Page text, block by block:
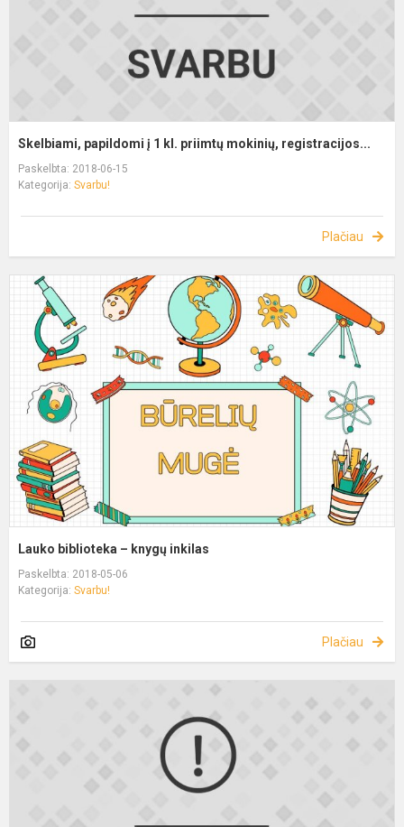
Skelbiami, papildomi į 1 kl. priimtų mokinių, registracijos...
Paskelbta: 2018-06-15
Kategorija: Svarbu!
Plačiau
Lauko biblioteka – knygų inkilas
Paskelbta: 2018-05-06
Kategorija: Svarbu!
Plačiau